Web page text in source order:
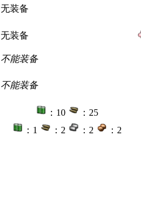
无装备
无装备
不能装备
不能装备
：10
：25
：1 ：2 ：2 ：2